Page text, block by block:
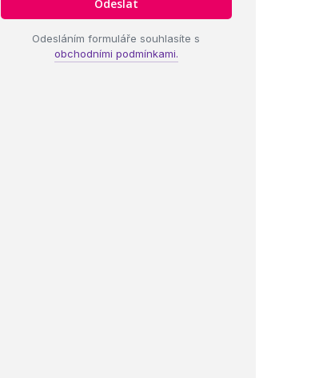
Odesláním formuláře souhlasíte s
obchodními podmínkami.